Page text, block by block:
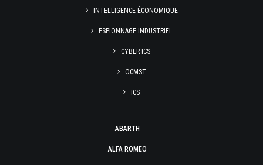
INTELLIGENCE ÉCONOMIQUE
ESPIONNAGE INDUSTRIEL
CYBER ICS
OCMST
ICS
ABARTH
ALFA ROMEO